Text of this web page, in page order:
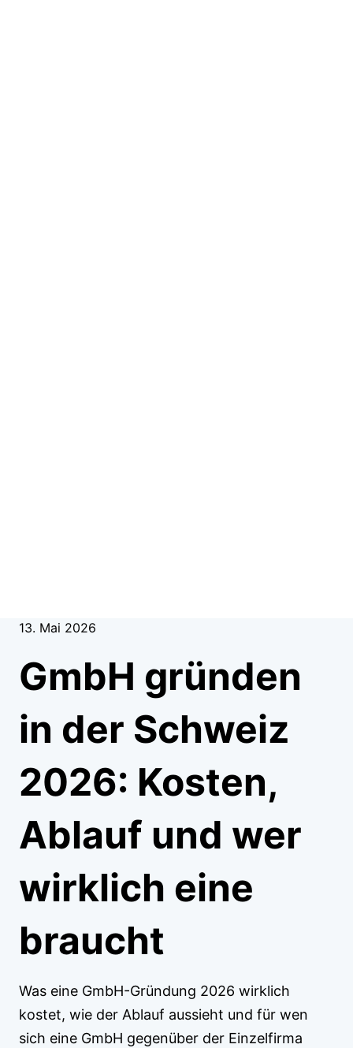
13. Mai 2026
GmbH gründen
in der Schweiz
2026: Kosten,
Ablauf und wer
wirklich eine
braucht
Was eine GmbH-Gründung 2026 wirklich
kostet, wie der Ablauf aussieht und für wen
sich eine GmbH gegenüber der Einzelfirma